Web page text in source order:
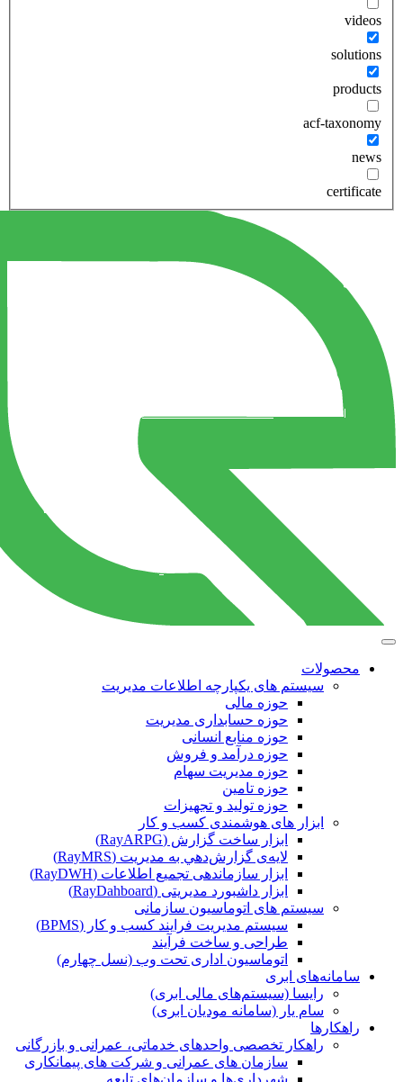
videos
solutions
products
acf-taxonomy
news
certificate
محصولات
سیستم های یکپارچه اطلاعات مدیریت
حوزه مالی
حوزه حسابداری مدیریت
حوزه منابع انسانی
حوزه درآمد و فروش
حوزه مدیریت سهام
حوزه تامین
حوزه تولید و تجهیزات
ابزار های هوشمندی کسب و کار
ابزار ساخت گزارش (RayARPG)
لایه‌ی گزارش‌دهي به مديريت (RayMRS)
ابزار سازماندهی تجمیع اطلاعات (RayDWH)
ابزار داشبورد مدیریتی (RayDahboard)
سیستم های اتوماسیون سازمانی
سیستم مدیریت فرایند کسب و کار (BPMS)
طراحی و ساخت فرآیند
اتوماسیون اداری تحت وب (نسل چهارم)
سامانه‌های ابری
رایسا (سیستم‌های مالی ابری)
سام یار (سامانه مودیان ابری)
راهکارها
راهکار تخصصی واحدهای خدماتی، عمرانی و بازرگانی
سازمان های عمرانی و شرکت های پیمانکاری
شهرداری‌ها و سازمان‌های تابعه